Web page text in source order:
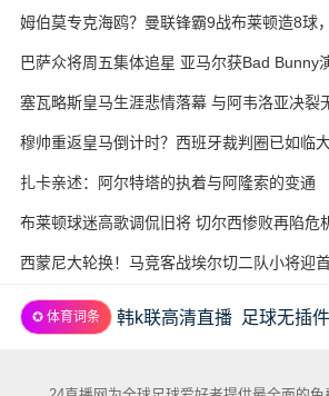
姆伯莫专克海鸥？曼联锋霸9战布莱顿造8球
巴萨众将周五集体追星 亚马尔获Bad Bunny
塞瓦略斯皇马生涯悲情落幕 与阿韦洛亚决裂
穆帅重返皇马倒计时？西班牙裁判圈已如临
扎卡亲述：阿尔特塔的执着与阿隆索的变通
布莱顿球迷高歌调侃旧将 切尔西惨败再陷危
西蒙尼大轮换！马竞客战埃尔切二队小将迎
✪ 体育词条 韩k联高清直播 足球无插